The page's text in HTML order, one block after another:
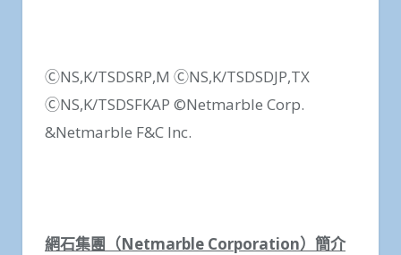
ⒸNS,K/TSDSRP,M ⒸNS,K/TSDSDJP,TX
ⒸNS,K/TSDSFKAP ©Netmarble Corp.
&Netmarble F&C Inc.
網石集團（Netmarble Corporation）簡介